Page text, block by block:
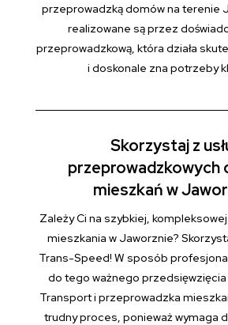
przeprowadzką domów na terenie
realizowane są przez
przeprowadzkową, która działa
i doskonale zna potrzeby
Skorzystaj z
przeprowadzkowych
mieszkań w
Zależy Ci na szybkiej,
mieszkania w Jaworznie?
Trans-Speed! W sposób
do tego ważnego przedsięwzięcia
Transport i przeprowadzka
trudny proces, ponieważ wymaga